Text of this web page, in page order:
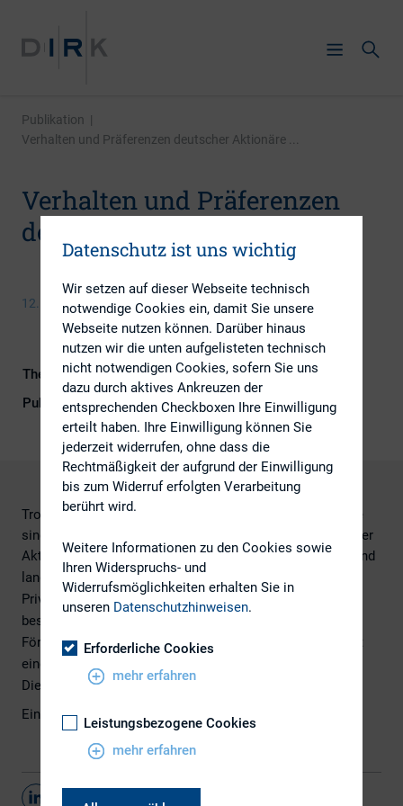
Publikation |
Verhalten und Präferenzen deutscher Aktionäre ...
Verhalten und Präferenzen
deutscher Aktionäre 2014
12. Februar 2014
Themengebiet
IR-Kompetenz
Publikationsform
Externe Publikationen
Trotz desdeutlichen Kursanstiegs der vergangenen Jahre
sind deutsche Privatanleger weiterhin skeptisch gegenüber
Aktien
.Wer allerdingsinAktien investiert, willüberwiegend
langfristig Vermögen aufbauen
Wie Unternehmen
Privataktionäre als langfristige
und
besser ansprechen können
Förderung der Aktienkultur inDeutschland
zeigt
eine
Die
Studie finden Sie hier.
Eine zusammenfassende Präsentation finden Sie
Datenschutz ist uns wichtig
Wir setzen auf dieser Webseite technisch
notwendige Cookies ein, damit Sie unsere
Webseite nutzen können. Darüber hinaus
nutzen wir die unten aufgelisteten technisch
nicht notwendigen Cookies, sofern Sie uns
dazu durch aktives Ankreuzen der
entsprechenden Checkboxen Ihre Einwilligung
erteilt haben. Ihre Einwilligung können Sie
jederzeit widerrufen, ohne dass die
Rechtmäßigkeit der aufgrund der Einwilligung
bis zum Widerruf erfolgten Verarbeitung
berührt wird.
Weitere Informationen zu den Cookies sowie
Ihren Widerspruchs- und
Widerrufsmöglichkeiten erhalten Sie in
unseren Datenschutzhinweisen.
Erforderliche Cookies
mehr erfahren
Leistungsbezogene Cookies
mehr erfahren